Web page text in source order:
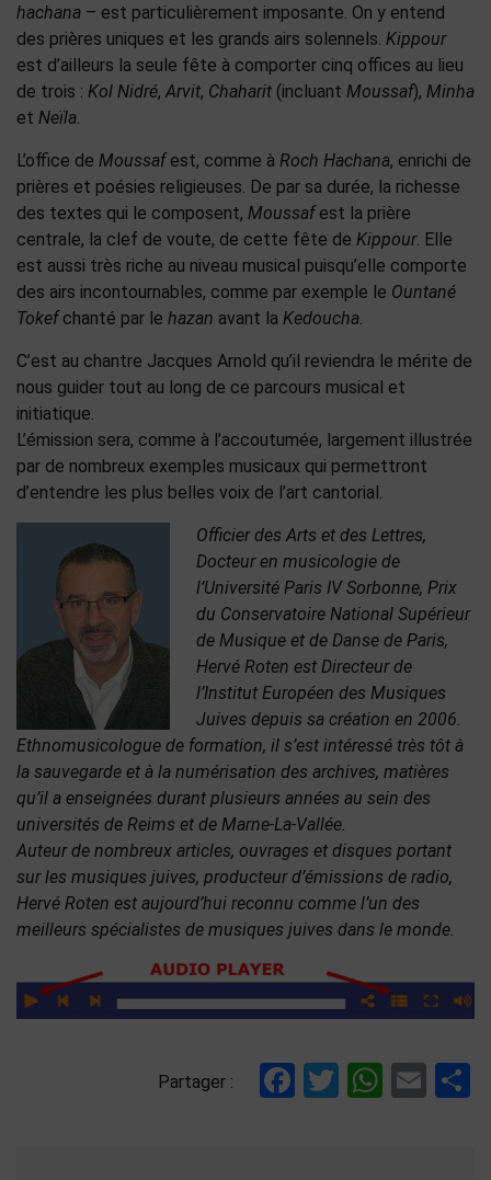
hachana – est particulièrement imposante. On y entend
des prières uniques et les grands airs solennels. Kippour
est d’ailleurs la seule fête à comporter cinq offices au lieu
de trois : Kol Nidré,Arvit, Chaharit (incluant Moussaf), Minha
et Neïla.
L’office de Moussafest, comme à Roch Hachana, enrichi de
prières et poésies religieuses. De par sa durée, la richesse
des textes qui le composent, Moussafest la prière
centrale, la clef de voute, de cette fête de Kippour. Elle
est aussi très riche au niveau musical puisqu’elle comporte
des airs incontournables, comme par exemple le Ountané
Tokefchanté par le hazan avant la Kedoucha.
C’est au chantre Jacques Arnold qu’il reviendra le mérite de
nous guider tout au long de ce parcours musical et
initiatique.
L’émission sera, comme à l’accoutumée, largement illustrée
par de nombreux exemples musicaux qui permettront
d’entendre les plus belles voix de l’art cantorial.
Officier des Arts et des Lettres,
Docteur en musicologie de
l’Université Paris IV Sorbonne, Prix
du Conservatoire National Supérieur
de Musique et de Danse de Paris,
Hervé Roten est Directeur de
l’Institut Européen des Musiques
Juives depuis sa création en 2006.
Ethnomusicologue de formation, il s’est intéressé très tôt à
la sauvegarde et à la numérisation des archives, matières
qu’il a enseignées durant plusieurs années au sein des
universités de Reims et de Marne-La-Vallée.
Auteur de nombreux articles, ouvrages et disques portant
sur les musiques juives, producteur d’émissions de radio,
Hervé Roten est aujourd’hui reconnu comme l’un des
meilleurs spécialistes de musiques juives dans le monde.
Partager : Facebook
Twitter